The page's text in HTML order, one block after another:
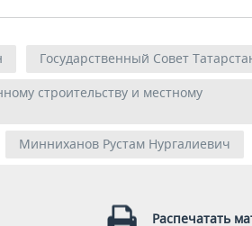
Государственный Совет
строительству и местному
Минниханов Рустам Нургалиевич
Распечатать